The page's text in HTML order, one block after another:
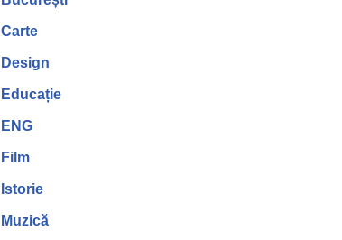
Carte
Design
Educație
ENG
Film
Istorie
Muzică